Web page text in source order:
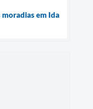
em Ida